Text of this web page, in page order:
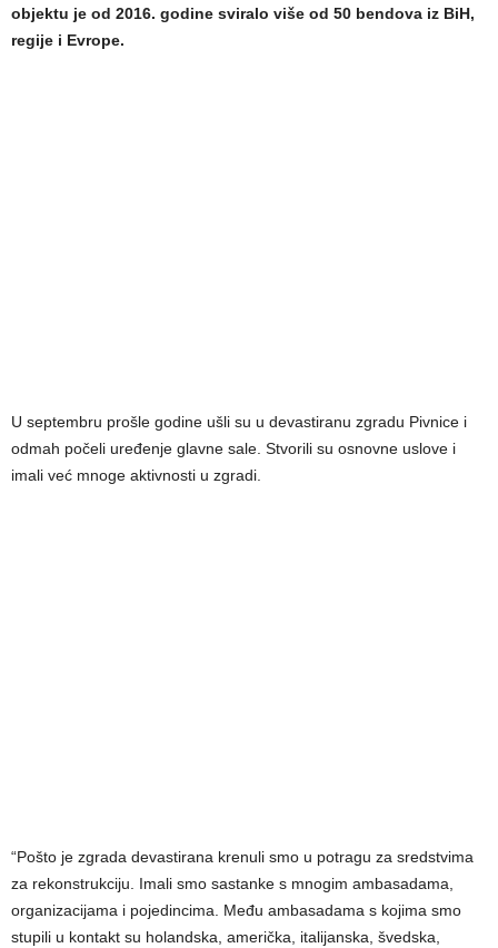
objektu je od 2016. godine sviralo više od 50 bendova iz BiH,
regije i Evrope.
U septembru prošle godine ušli su u devastiranu zgradu Pivnice i
odmah počeli uređenje glavne sale. Stvorili su osnovne uslove i
imali već mnoge aktivnosti u zgradi.
“Pošto je zgrada devastirana krenuli smo u potragu za sredstvima
za rekonstrukciju. Imali smo sastanke s mnogim ambasadama,
organizacijama i pojedincima. Među ambasadama s kojima smo
stupili u kontakt su holandska, američka, italijanska, švedska,